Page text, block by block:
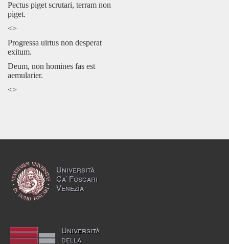
Pectus piget scrutari, terram non
piget.
<>
Progressa uirtus non desperat
exitum.
Deum, non homines fas est
aemularier.
<>
Università
Ca’ Foscari
Venezia
Università
della